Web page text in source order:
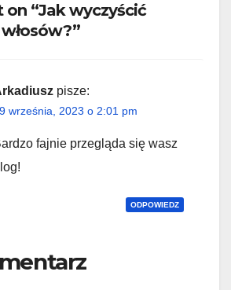
on “Jak wyczyścić
pisze:
września, 2023 o 2:01 pm
fajnie przegląda się wasz
ODPOWIEDZ